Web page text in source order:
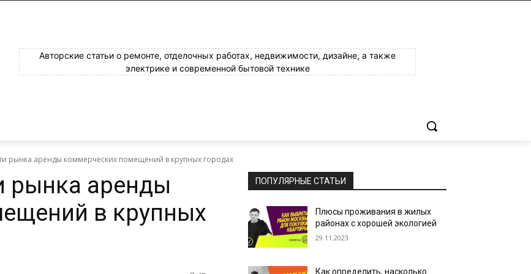
Авторские статьи о ремонте, отделочных работах, недвижимости, дизайне, а также
электрике и современной бытовой технике
рынка аренды коммерческих помещений в крупных городах
рынка аренды
в крупных
ПОПУЛЯРНЫЕ СТАТЬИ
Плюсы проживания в жилых
районах с хорошей экологией
29.11.2023
Как определить, насколько